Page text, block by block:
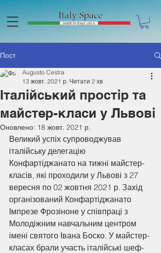
Пост
Італійський простір та
майстер-класи у Львові
Augusto Cestra
13 жовт. 2021 р. Читати 2 хв
Оновлено: 18 жовт. 2021 р.
Великий успіх супроводжував
італійську делегацію
Конфартіджанато на тижні майстер-
класів, які проходили у Львові з 27
вересня по 02 жовтня 2021 р. Захід
організований Конфартіджанато
Імпрезе Фрозіноне у співпраці з
Молодіжним навчальним центром
імені святого Івана Боско. У майстер-
класах брали участь італійські шеф-